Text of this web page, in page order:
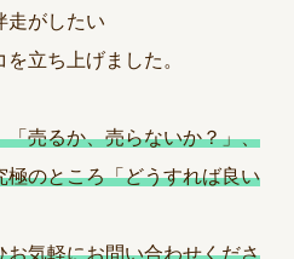
走がしたい
立ち上げました。
売るか、売らないか？」、
のところ「どうすれば良い
気軽にお問い合わせくださ